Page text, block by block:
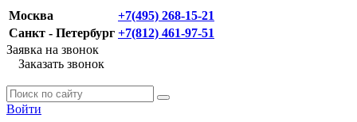
Москва
+7(495) 268-15-21
Санкт - Петербург +7(812) 461-97-51
Заявка на звонок
Заказать звонок
Войти